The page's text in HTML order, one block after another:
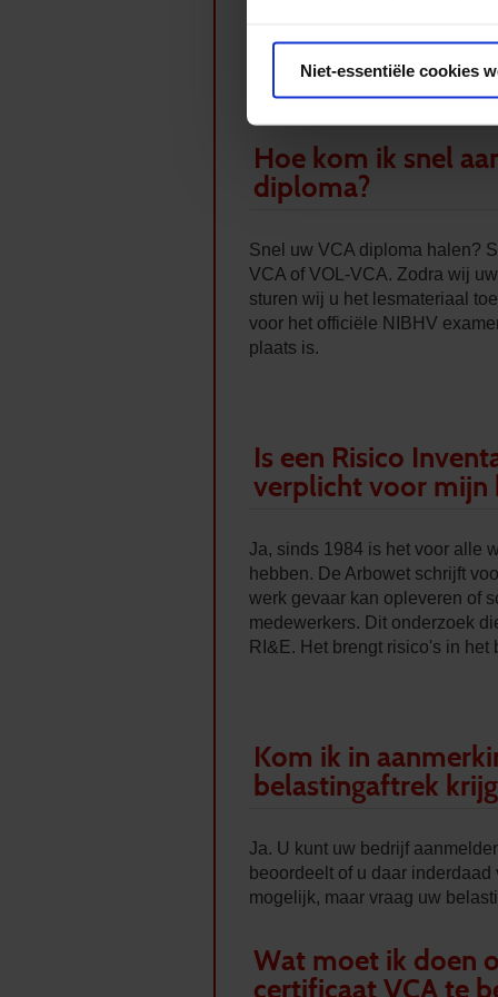
Niet-essentiële cookies
bedrijf.
Hoe kom ik snel
diploma?
Snel uw VCA diploma halen?
VCA of VOL-VCA. Zodra wij
sturen wij u het lesmateriaal
voor het officiële NIBHV
plaats is.
Is een Risico
verplicht voor mijn
Ja, sinds 1984 is het voor alle
hebben. De Arbowet schrijft
werk gevaar kan opleveren of
medewerkers. Dit onderzoek
RI&E. Het brengt risico's in het
Kom ik in
belastingaftrek
Ja. U kunt uw bedrijf
beoordeelt of u daar
mogelijk, maar vraag uw
Wat moet ik doen
certificaat VCA te